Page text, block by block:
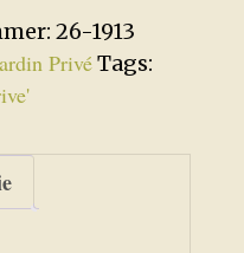
26-1913
PrivéTags: